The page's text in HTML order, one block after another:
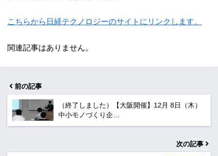
こちらから日経テクノロジーのサイトにリンクします。
関連記事はありません。
前の記事
（終了しました）【大阪開催】12月 8日（木）
中小モノづくり企…
次の記事